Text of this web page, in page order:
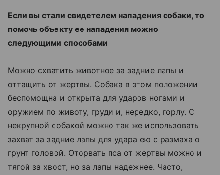
Если вы стали свидетелем нападения собаки, то
помочь объекту ее нападения можно
следующими способами
Можно схватить животное за задние лапы и
оттащить от жертвы. Собака в этом положении
беспомощна и открыта для ударов ногами и
оружием по животу, груди и, нередко, горлу. С
некрупной собакой можно так же использовать
захват за задние лапы для удара ею с размаха о
грунт головой. Оторвать пса от жертвы можно и
тягой за хвост, но за лапы надежнее. Часто,